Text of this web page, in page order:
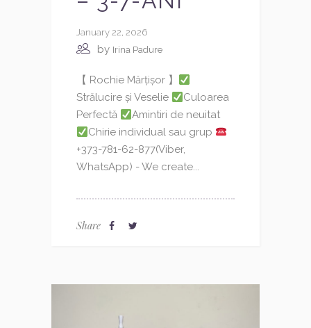
January 22, 2026
by Irina Padure
【 Rochie Mărțișor 】
Strălucire și Veselie
Culoarea
Perfectă
Amintiri de neuitat
Chirie individual sau grup
+373-781-62-877(Viber,
WhatsApp) - We create...
Share